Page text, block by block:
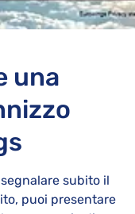
una
subito il
puoi presentare